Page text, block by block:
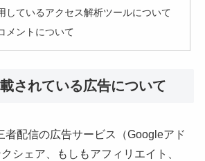
しているアクセス解析ツールについて
メントについて
されている広告について
者配信の広告サービス（Googleアド
シェア、もしもアフィリエイト、